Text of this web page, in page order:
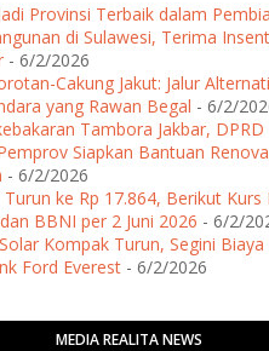
Provinsi Terbaik dalam
di Sulawesi, Terima
- 6/2/2026
Cakung Jakut: Jalur
yang Rawan Begal - 6/2/
Tambora Jakbar, DPRD
Siapkan Bantuan
- 6/2/2026
Turun ke Rp 17.864, Berikut Kurs
BBNI per 2 Juni 2026 - 6/2/
Kompak Turun, Segini Biaya
Ford Everest - 6/2/2026
MEDIA REALITA NEWS